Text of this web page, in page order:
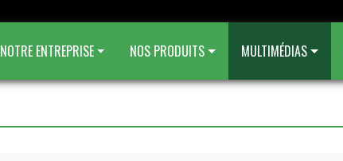
NOTRE ENTREPRISE NOS PRODUITS MULTIMÉDIAS